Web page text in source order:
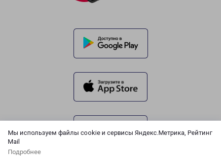
Мы используем файлы cookie и сервисы Яндекс.Метрика, Рейтинг
Mail
Подробнее